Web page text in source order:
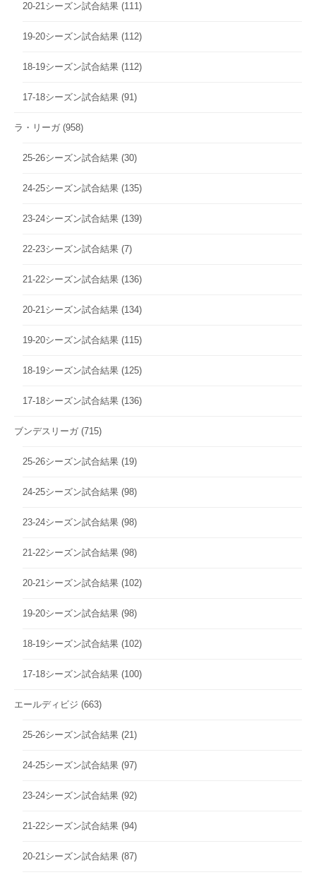
20-21シーズン試合結果 (111)
19-20シーズン試合結果 (112)
18-19シーズン試合結果 (112)
17-18シーズン試合結果 (91)
ラ・リーガ (958)
25-26シーズン試合結果 (30)
24-25シーズン試合結果 (135)
23-24シーズン試合結果 (139)
22-23シーズン試合結果 (7)
21-22シーズン試合結果 (136)
20-21シーズン試合結果 (134)
19-20シーズン試合結果 (115)
18-19シーズン試合結果 (125)
17-18シーズン試合結果 (136)
ブンデスリーガ (715)
25-26シーズン試合結果 (19)
24-25シーズン試合結果 (98)
23-24シーズン試合結果 (98)
21-22シーズン試合結果 (98)
20-21シーズン試合結果 (102)
19-20シーズン試合結果 (98)
18-19シーズン試合結果 (102)
17-18シーズン試合結果 (100)
エールディビジ (663)
25-26シーズン試合結果 (21)
24-25シーズン試合結果 (97)
23-24シーズン試合結果 (92)
21-22シーズン試合結果 (94)
20-21シーズン試合結果 (87)